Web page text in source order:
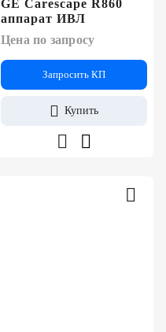
GE Carescape R860
аппарат ИВЛ
Цена по запросу
Запросить КП
Купить